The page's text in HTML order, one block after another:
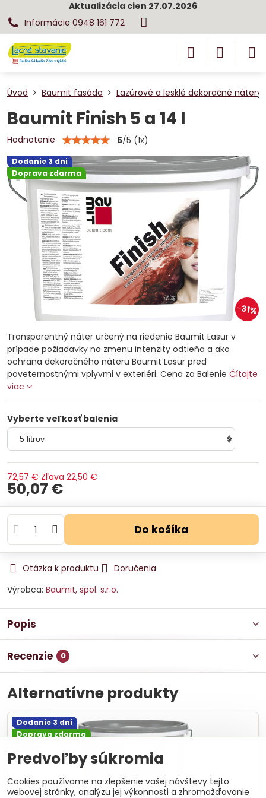
Aktualizácia cien 27.07.2026
Informácie 0948 161 772
Dodanie 3 dni
Doprava zdarma
31%
Úvod Baumit fasáda Lazúrové a lesklé dekoračné nátery
Baumit Finish 5 a 14 l
Hodnotenie 5/5 (1x)
Transparentný náter určený na riedenie Baumit Lasur v
prípade požiadavky na zmenu intenzity odtieňa a ako
ochrana dekoračného náteru Baumit Lasur pred
poveternostnými vplyvmi v exteriéri. Cena za Balenie Čítajte
viac
Vyberte veľkosť balenia
72,57 € Zľava 22,50 €
50,07 €
Do košíka
Otázka k produktu
Doručenia
Výrobca: Baumit, spol. s.r.o.
Popis
Recenzie 0
Alternatívne produkty
Dodanie 3 dni
Doprava zdarma
Predvoľby súkromia
Cookies používame na zlepšenie vašej návštevy tejto
webovej stránky, analýzu jej výkonnosti a zhromažďovanie